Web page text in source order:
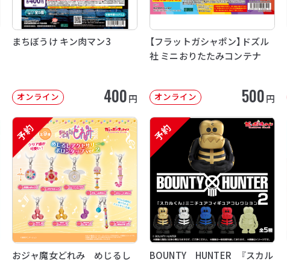
まちぼうけ キン肉マン3
オンライン 400円
【フラットガシャポン】ドズル
社 ミニおりたたみコンテナ
オンライン 500円
予約
おジャ魔女どれみ めじるし
予約
BOUNTY HUNTER 『スカル